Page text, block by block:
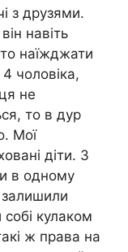
з друзями.
навіть
наїжджати
чоловіка,
не
то в дур
Мої
діти. З
в одному
собі кулаком
ж права на